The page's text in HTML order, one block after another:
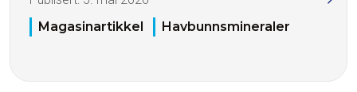
Magasinartikkel
Havbunnsmineraler